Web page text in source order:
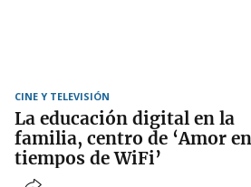
CINE Y TELEVISIÓN
La educación digital en la
familia, centro de ‘Amor en
tiempos de WiFi’